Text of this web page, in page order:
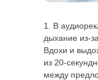
1. В
дыхание из-
Вдохи и
из 20-
между